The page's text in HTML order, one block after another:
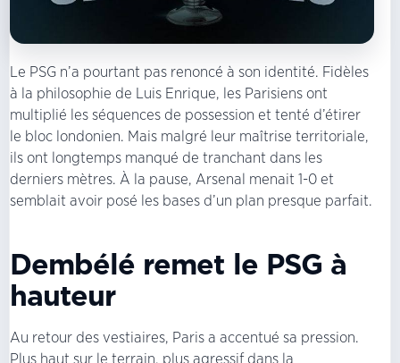
Le PSG n’a pourtant pas renoncé à son identité. Fidèles
à la philosophie de Luis Enrique, les Parisiens ont
multiplié les séquences de possession et tenté d’étirer
le bloc londonien. Mais malgré leur maîtrise territoriale,
ils ont longtemps manqué de tranchant dans les
derniers mètres. À la pause, Arsenal menait 1-0 et
semblait avoir posé les bases d’un plan presque parfait.
Dembélé remet le PSG à
hauteur
Au retour des vestiaires, Paris a accentué sa pression.
Plus haut sur le terrain, plus agressif dans la